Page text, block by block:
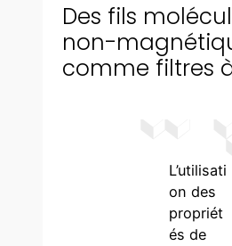
Des fils
non-
comme filtres
L’utilisati
on des
propriét
és de